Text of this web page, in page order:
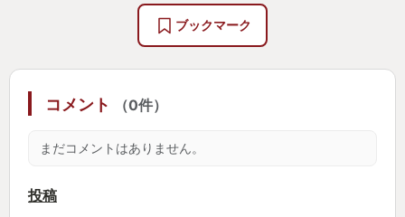
兵を組み合わせた手堅い部隊で戦線を上げ、騎兵隊
が孤立した敵を強襲するなど戦略を考える事ができ
本作の戦闘は、仲間を編成した部隊単位で戦闘を行
ブックマーク
コメント （0件）
まだコメントはありません。
投稿